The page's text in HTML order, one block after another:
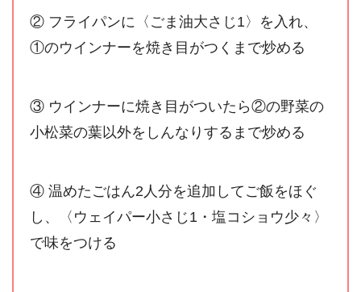
② フライパンに〈ごま油大さじ1〉を入れ、
①のウインナーを焼き目がつくまで炒める
③ ウインナーに焼き目がついたら②の野菜の
小松菜の葉以外をしんなりするまで炒める
④ 温めたごはん2人分を追加してご飯をほぐ
し、〈ウェイパー小さじ1・塩コショウ少々〉
で味をつける